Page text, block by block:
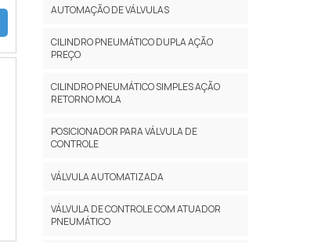
AUTOMAÇÃO DE VÁLVULAS
CILINDRO PNEUMÁTICO DUPLA AÇÃO
PREÇO
CILINDRO PNEUMÁTICO SIMPLES AÇÃO
RETORNO MOLA
POSICIONADOR PARA VÁLVULA DE
CONTROLE
VÁLVULA AUTOMATIZADA
VÁLVULA DE CONTROLE COM ATUADOR
PNEUMÁTICO